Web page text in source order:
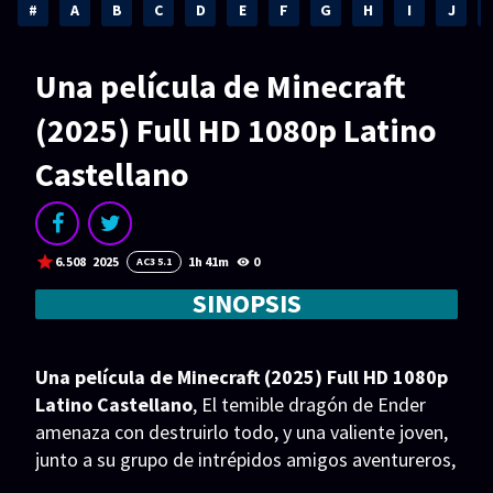
Comedia Crimen
Terror Drama
Familia
Fantástico
Bélico
Musical
SERIES
Series 1080p Series 4K HDR
Series 720p 2160p 4K SDR
# A B C D E F G H I J
Una película de Minecraft
(2025) Full HD 1080p Latino
Castellano
6.508 2025 AC3 5.1 1h 41m 0
SINOPSIS
Una película de Minecraft (2025) Full HD 1080p
Latino Castellano, El temible dragón de Ender
amenaza con destruirlo todo, y una valiente joven,
junto a su grupo de intrépidos amigos aventureros,